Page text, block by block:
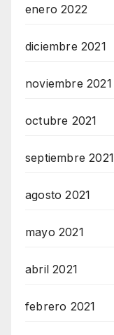
enero 2022
diciembre 2021
noviembre 2021
octubre 2021
septiembre 2021
agosto 2021
mayo 2021
abril 2021
febrero 2021